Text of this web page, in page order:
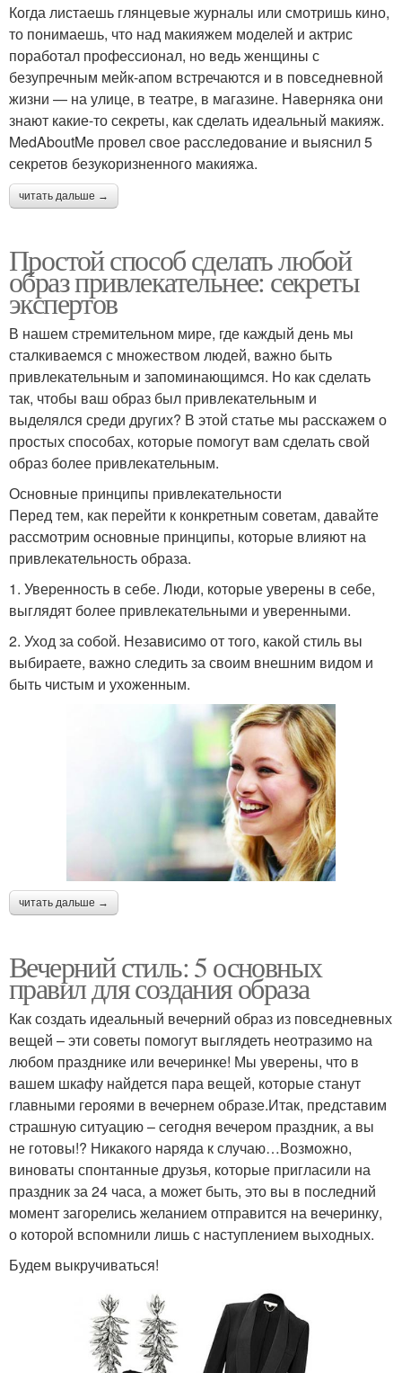
Когда листаешь глянцевые журналы или смотришь кино,
то понимаешь, что над макияжем моделей и актрис
поработал профессионал, но ведь женщины с
безупречным мейк-апом встречаются и в повседневной
жизни — на улице, в театре, в магазине. Наверняка они
знают какие-то секреты, как сделать идеальный макияж.
MedAboutMe провел свое расследование и выяснил 5
секретов безукоризненного макияжа.
читать дальше →
Простой способ сделать любой
образ привлекательнее: секреты
экспертов
В нашем стремительном мире, где каждый день мы
сталкиваемся с множеством людей, важно быть
привлекательным и запоминающимся. Но как сделать
так, чтобы ваш образ был привлекательным и
выделялся среди других? В этой статье мы расскажем о
простых способах, которые помогут вам сделать свой
образ более привлекательным.
Основные принципы привлекательности
Перед тем, как перейти к конкретным советам, давайте
рассмотрим основные принципы, которые влияют на
привлекательность образа.
1. Уверенность в себе. Люди, которые уверены в себе,
выглядят более привлекательными и уверенными.
2. Уход за собой. Независимо от того, какой стиль вы
выбираете, важно следить за своим внешним видом и
быть чистым и ухоженным.
читать дальше →
Вечерний стиль: 5 основных
правил для создания образа
Как создать идеальный вечерний образ из повседневных
вещей – эти советы помогут выглядеть неотразимо на
любом празднике или вечеринке! Мы уверены, что в
вашем шкафу найдется пара вещей, которые станут
главными героями в вечернем образе.Итак, представим
страшную ситуацию – сегодня вечером праздник, а вы
не готовы!? Никакого наряда к случаю…Возможно,
виноваты спонтанные друзья, которые пригласили на
праздник за 24 часа, а может быть, это вы в последний
момент загорелись желанием отправится на вечеринку,
о которой вспомнили лишь с наступлением выходных.
Будем выкручиваться!